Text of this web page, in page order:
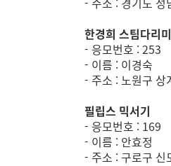
한경희 스팀다리미
- 응모번호 : 253
- 이름 : 이경숙
- 주소 : 노원구 상
필립스 믹서기
- 응모번호 : 169
- 이름 : 안효정
- 주소 : 구로구 신